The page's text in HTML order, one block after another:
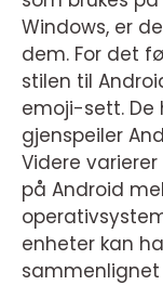
Windows, er
dem. For det
stilen til
emoji-sett. De
gjenspeiler
Videre
på Android
enheter kan